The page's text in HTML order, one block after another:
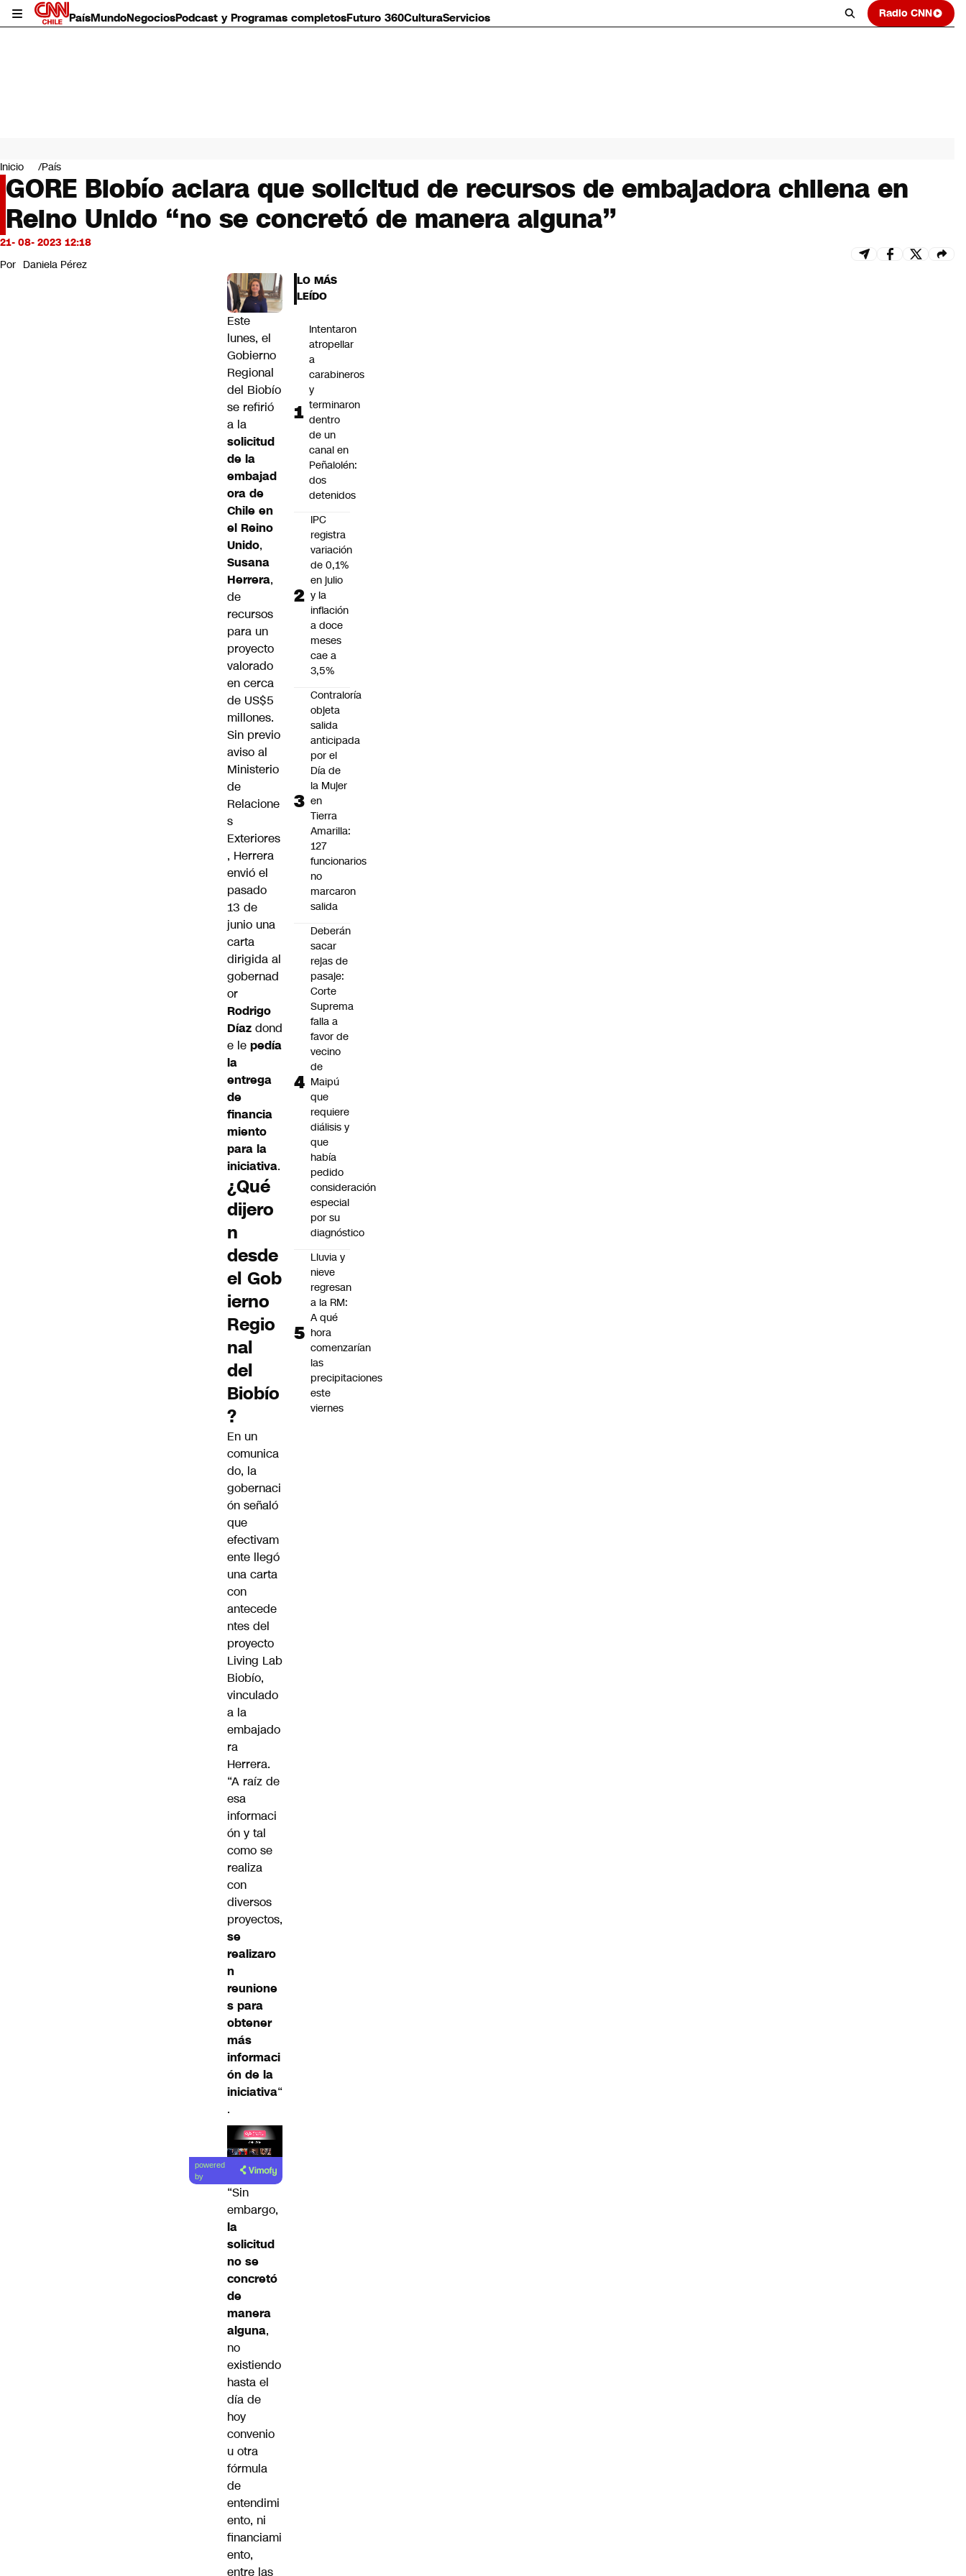
PaísMundoNegociosPodcast y Programas completosFuturo 360CulturaServicios Radio CNN
Mundo
Negocios
Deportes
Programas completos
Cultura
Servicios
Bits
CNN Data
Inicio País
GORE Biobío aclara que solicitud de recursos de embajadora chilena en
Reino Unido “no se concretó de manera alguna”
21- 08- 2023 12:18
Por Daniela Pérez
Este
lunes, el
Gobierno
Regional
del Biobío
se refirió
a la
solicitud
de la
embajad
ora de
Chile en
el Reino
Unido,
Susana
Herrera,
de
recursos
para un
proyecto
valorado
en cerca
de US$5
millones.
Sin previo
aviso al
Ministerio
de
Relacione
s
Exteriores
, Herrera
envió el
pasado
13 de
junio una
carta
dirigida al
gobernad
or
Rodrigo
Díaz dond
e le pedía
la
entrega
de
financia
miento
para la
iniciativa.
¿Qué
dijero
n
desde
el Gob
ierno
Regio
nal
del
Biobío
?
En un
comunica
do, la
gobernaci
ón señaló
que
efectivam
ente llegó
una carta
con
antecede
ntes del
proyecto
Living Lab
Biobío,
vinculado
a la
embajado
ra
Herrera.
“A raíz de
esa
informaci
ón y tal
como se
realiza
con
diversos
proyectos,
se
realizaro
n
reunione
s para
obtener
más
informaci
ón de la
iniciativa“
.
Lea el
artículo
powered
by
“Sin
embargo,
la
solicitud
no se
concretó
de
manera
alguna,
no
existiendo
hasta el
día de
hoy
convenio
u otra
fórmula
de
entendimi
ento, ni
financiami
ento,
entre las
LO MÁS
LEÍDO
Intentaron
atropellar
a
carabineros
y
terminaron
dentro
de un
canal en
Peñalolén:
dos
detenidos
IPC
registra
variación
de 0,1%
en julio
y la
inflación
a doce
meses
cae a
3,5%
Contraloría
objeta
salida
anticipada
por el
Día de
la Mujer
en
Tierra
Amarilla:
127
funcionarios
no
marcaron
salida
Deberán
sacar
rejas de
pasaje:
Corte
Suprema
falla a
favor de
vecino
de
Maipú
que
requiere
diálisis y
que
había
pedido
consideración
especial
por su
diagnóstico
Lluvia y
nieve
regresan
a la RM:
A qué
hora
comenzarían
las
precipitaciones
este
viernes